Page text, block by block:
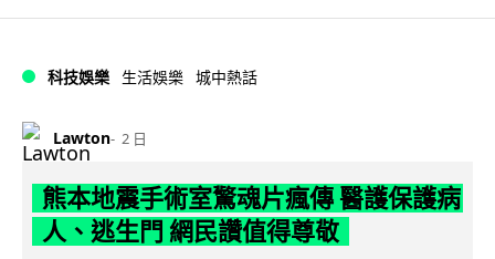
科技娛樂 生活娛樂 城中熱話
Lawton 2 日
熊本地震手術室驚魂片瘋傳 醫護保護病
人、逃生門 網民讚值得尊敬